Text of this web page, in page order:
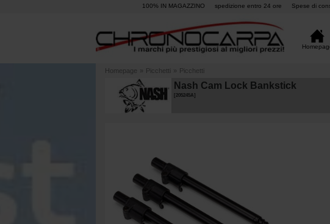
100% IN MAGAZZINO spedizione entro 24 ore Spese di
Homepage » Picchetti » Picchetti
Nash Cam Lock Bankstick
205245A]